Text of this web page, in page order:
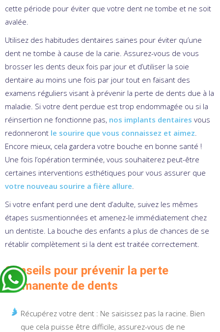
cette période pour éviter que votre dent ne tombe et ne soit
avalée.
Utilisez des habitudes dentaires saines pour éviter qu’une
dent ne tombe à cause de la carie. Assurez-vous de vous
brosser les dents deux fois par jour et d’utiliser la soie
dentaire au moins une fois par jour tout en faisant des
examens réguliers visant à prévenir la perte de dents due à la
maladie. Si votre dent perdue est trop endommagée ou si la
réinsertion ne fonctionne pas, nos implants dentaires vous
redonneront le sourire que vous connaissez et aimez.
Encore mieux, cela gardera votre bouche en bonne santé !
Une fois l’opération terminée, vous souhaiterez peut-être
certaines interventions esthétiques pour vous assurer que
votre nouveau sourire a fière allure.
Si votre enfant perd une dent d’adulte, suivez les mêmes
étapes susmentionnées et amenez-le immédiatement chez
un dentiste. La bouche des enfants a plus de chances de se
rétablir complètement si la dent est traitée correctement.
Conseils pour prévenir la perte
permanente de dents
Récupérez votre dent : Ne saisissez pas la racine. Bien
que cela puisse être difficile, assurez-vous de ne